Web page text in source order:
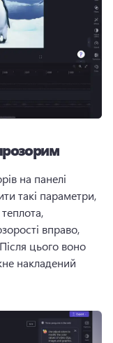
на панелі
такі параметри,
вправо,
Після цього воно
накладений